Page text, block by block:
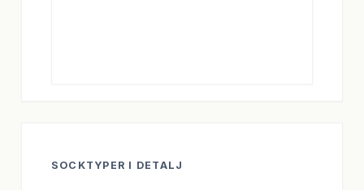
SOCKTYPER I DETALJ